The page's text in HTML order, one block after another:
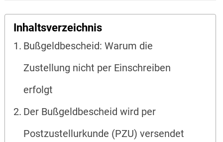
Inhaltsverzeichnis
Bußgeldbescheid: Warum die
Zustellung nicht per Einschreiben
erfolgt
Der Bußgeldbescheid wird per
Postzustellurkunde (PZU) versendet